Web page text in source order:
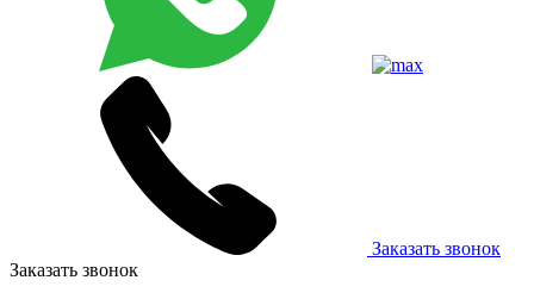
Заказать звонок
Заказать звонок